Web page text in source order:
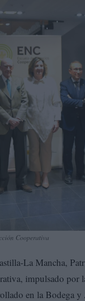
Cooperativa
La Mancha,
impulsado
en la Bodega y